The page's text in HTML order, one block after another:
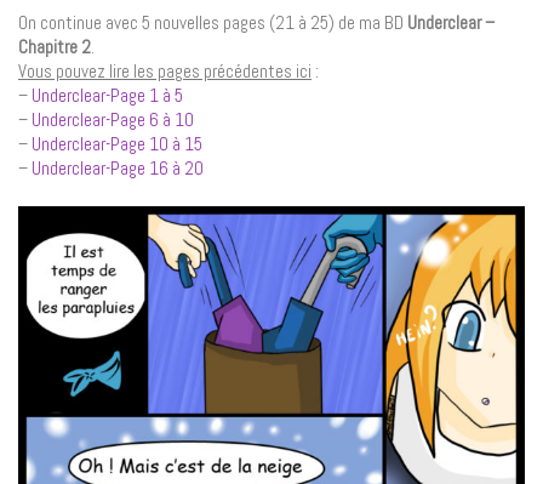
On continue avec 5 nouvelles pages (21 à 25) de ma BD Underclear –
Chapitre 2.
Vous pouvez lire les pages précédentes ici :
– Underclear-Page 1 à 5
– Underclear-Page 6 à 10
– Underclear-Page 10 à 15
– Underclear-Page 16 à 20